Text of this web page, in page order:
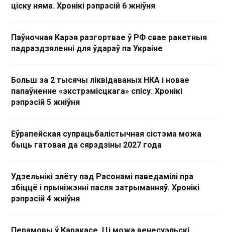
ціску няма. Хронікі рэпрэсій 6 жніўня
Паўночная Карэя разгортвае ў РФ свае ракетныя
падраздзяленні для ўдараў па Украіне
Больш за 2 тысячы ліквідаваных НКА і новае
папаўненне «экстрэмісцкага» спісу. Хронікі
рэпрэсій 5 жніўня
Еўрапейская супрацьбалістычная сістэма можа
быць гатовая да сярэдзіны 2027 года
Удзельнікі злёту пад Расонамі паведамілі пра
збіццё і прыніжэнні пасля затрыманняў. Хронікі
рэпрэсій 4 жніўня